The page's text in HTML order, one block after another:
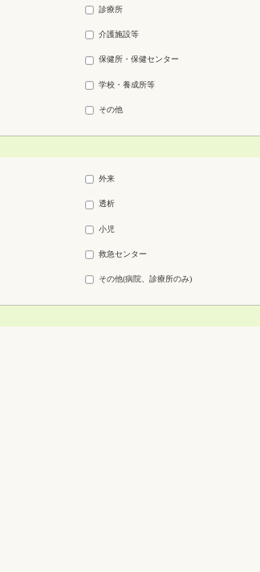
診療所
介護施設等
保健所・保健センター
学校・養成所等
その他
外来
透析
小児
救急センター
その他(病院、診療所のみ)